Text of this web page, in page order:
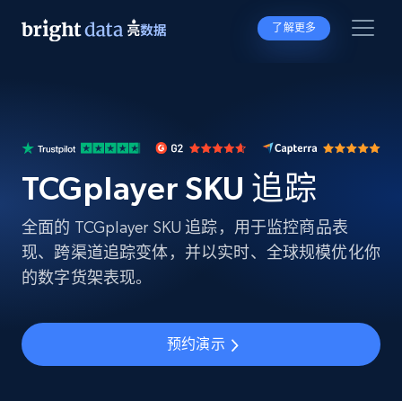
了解更多
TCGplayer SKU 追踪
全面的 TCGplayer SKU 追踪，用于监控商品表
现、跨渠道追踪变体，并以实时、全球规模优化你
的数字货架表现。
预约演示